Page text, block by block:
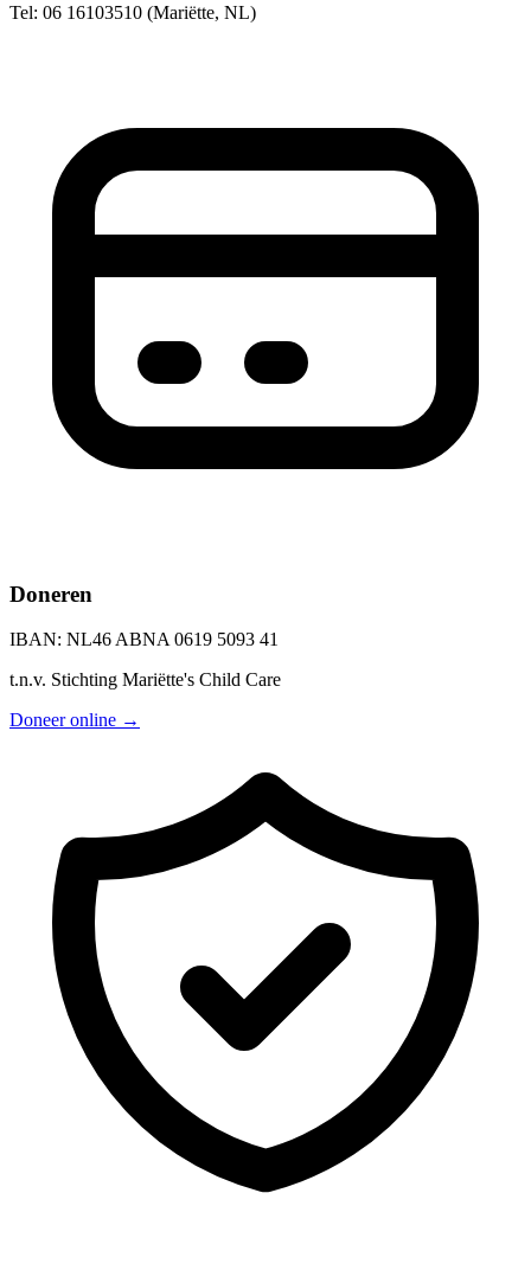
Tel: 06 16103510 (Mariëtte, NL)
Doneren
IBAN: NL46 ABNA 0619 5093 41
t.n.v. Stichting Mariëtte's Child Care
Doneer online →